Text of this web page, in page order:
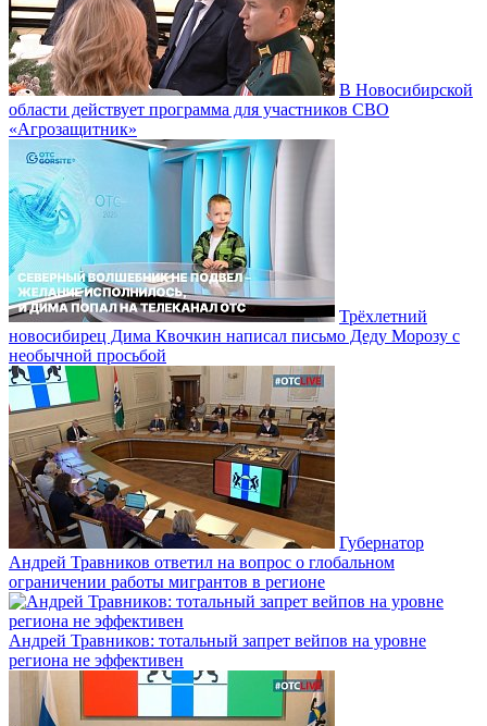
В Новосибирской
области действует программа для участников СВО
«Агрозащитник»
Трёхлетний
новосибирец Дима Квочкин написал письмо Деду Морозу с
необычной просьбой
Губернатор
Андрей Травников ответил на вопрос о глобальном
ограничении работы мигрантов в регионе
Андрей Травников: тотальный запрет вейпов на уровне
региона не эффективен